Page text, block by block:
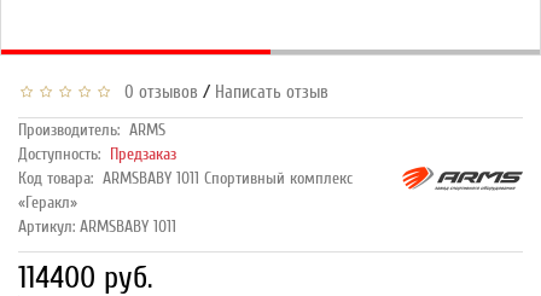
0 отзывов / Написать отзыв
Производитель: ARMS
Доступность: Предзаказ
Код товара: ARMSBABY 1011 Спортивный комплекс
«Геракл»
Артикул: ARMSBABY 1011
114400 руб.